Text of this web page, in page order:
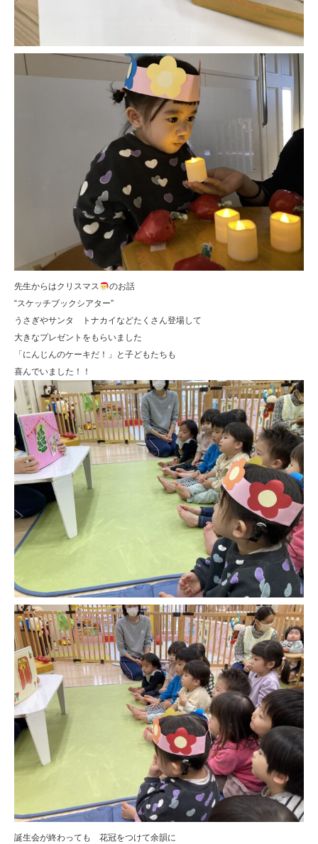
先生からはクリスマス
のお話
“スケッチブックシアター”
うさぎやサンタ トナカイなどたくさん登場して
大きなプレゼントをもらいました
「にんじんのケーキだ！」と子どもたちも
喜んでいました！！
誕生会が終わっても 花冠をつけて余韻に